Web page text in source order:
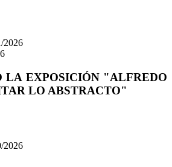
2026
LA EXPOSICIÓN "ALFREDO
LO ABSTRACTO"
2026